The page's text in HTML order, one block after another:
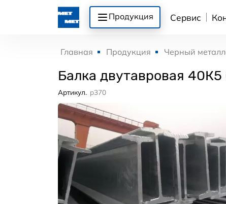
Продукция Сервис
Главная Продукция Черный
Балка двутавровая
Артикул. p370